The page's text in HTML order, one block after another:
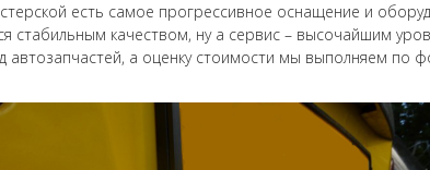
есть самое прогрессивное оснащение и
стабильным качеством, ну а сервис – высочайшим
автозапчастей, а оценку стоимости мы выполняем по